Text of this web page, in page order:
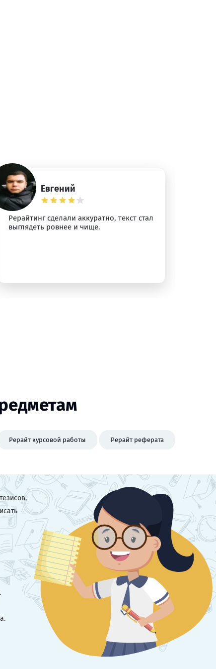
Евгений
Рерайтинг сделали аккуратно, текст стал
выглядеть ровнее и чище.
Рерайт курсовой работы Рерайт реферата